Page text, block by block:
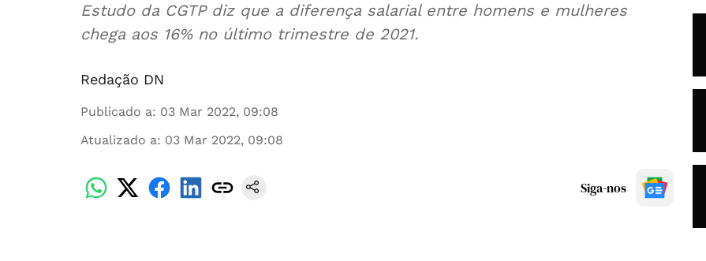
Estudo da CGTP diz que a diferença salarial entre homens e mulheres
chega aos 16% no último trimestre de 2021.
Redação DN
Publicado a: 03 Mar 2022, 09:08
Atualizado a: 03 Mar 2022, 09:08
Siga-nos